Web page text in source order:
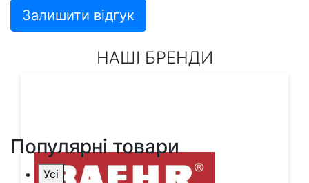
Залишити відгук
НАШІ БРЕНДИ
Популярні товари
Усі